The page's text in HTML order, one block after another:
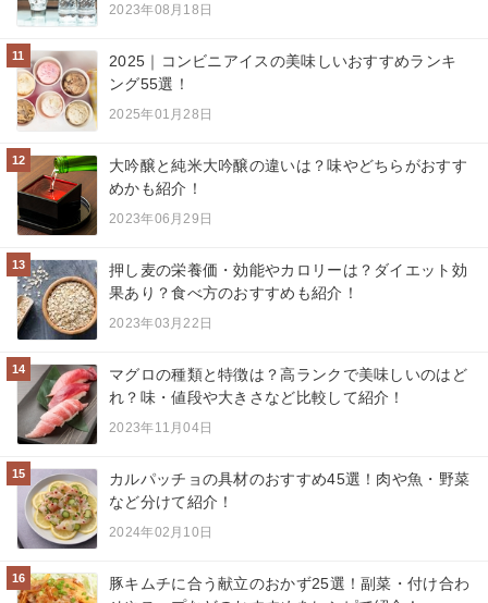
2023年08月18日
11
2025｜コンビニアイスの美味しいおすすめランキ
ング55選！
2025年01月28日
12
大吟醸と純米大吟醸の違いは？味やどちらがおすす
めかも紹介！
2023年06月29日
13
押し麦の栄養価・効能やカロリーは？ダイエット効
果あり？食べ方のおすすめも紹介！
2023年03月22日
14
マグロの種類と特徴は？高ランクで美味しいのはど
れ？味・値段や大きさなど比較して紹介！
2023年11月04日
15
カルパッチョの具材のおすすめ45選！肉や魚・野菜
など分けて紹介！
2024年02月10日
16
豚キムチに合う献立のおかず25選！副菜・付け合わ